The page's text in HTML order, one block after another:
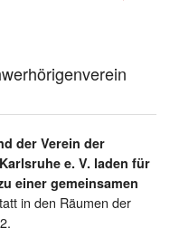
der Verein der
e. V. laden für
einer gemeinsamen
in den Räumen der